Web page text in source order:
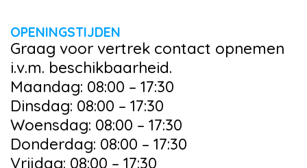
OPENINGSTIJDEN
Graag voor vertrek contact opnemen
i.v.m. beschikbaarheid.
Maandag: 08:00 – 17:30
Dinsdag: 08:00 – 17:30
Woensdag: 08:00 – 17:30
Donderdag: 08:00 – 17:30
Vrijdag: 08:00 – 17:30